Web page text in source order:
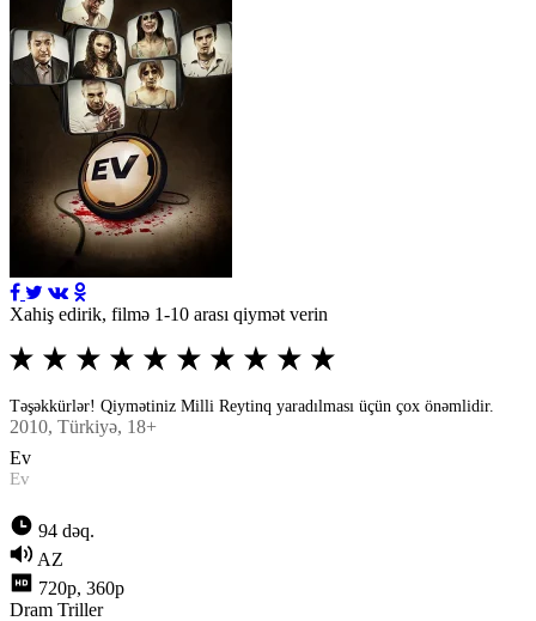
Xahiş edirik, filmə 1-10 arası qiymət verin
Təşəkkürlər! Qiymətiniz Milli Reytinq yaradılması üçün çox önəmlidir.
2010, Türkiyə, 18+
Ev
Ev
94 dəq.
AZ
720p, 360p
Dram Triller